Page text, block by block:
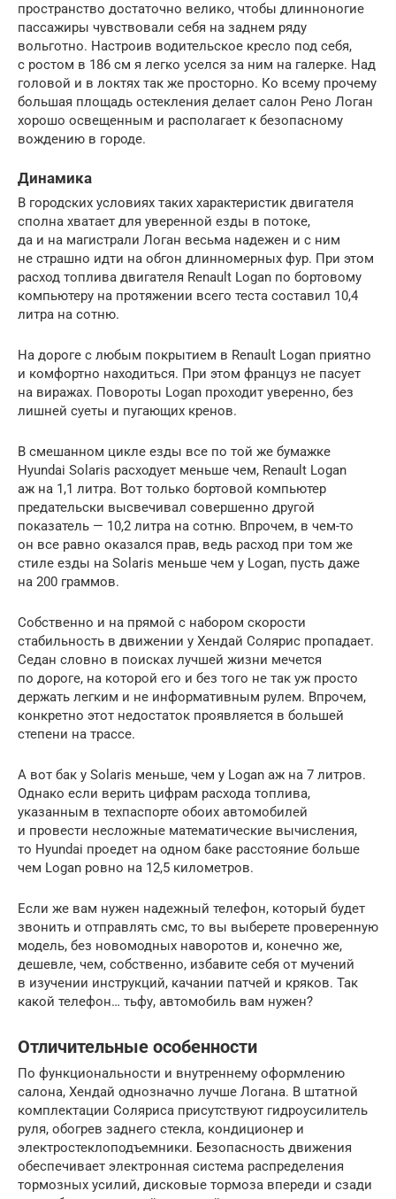
пространство достаточно велико, чтобы длинноногие
пассажиры чувствовали себя на заднем ряду
вольготно. Настроив водительское кресло под себя,
с ростом в 186 см я легко уселся за ним на галерке. Над
головой и в локтях так же просторно. Ко всему прочему
большая площадь остекления делает салон Рено Логан
хорошо освещенным и располагает к безопасному
вождению в городе.
Динамика
В городских условиях таких характеристик двигателя
сполна хватает для уверенной езды в потоке,
да и на магистрали Логан весьма надежен и с ним
не страшно идти на обгон длинномерных фур. При этом
расход топлива двигателя Renault Logan по бортовому
компьютеру на протяжении всего теста составил 10,4
литра на сотню.
На дороге с любым покрытием в Renault Logan приятно
и комфортно находиться. При этом француз не пасует
на виражах. Повороты Logan проходит уверенно, без
лишней суеты и пугающих кренов.
В смешанном цикле езды все по той же бумажке
Hyundai Solaris расходует меньше чем, Renault Logan
аж на 1,1 литра. Вот только бортовой компьютер
предательски высвечивал совершенно другой
показатель — 10,2 литра на сотню. Впрочем, в чем-то
он все равно оказался прав, ведь расход при том же
стиле езды на Solaris меньше чем у Logan, пусть даже
на 200 граммов.
Собственно и на прямой с набором скорости
стабильность в движении у Хендай Солярис пропадает.
Седан словно в поисках лучшей жизни мечется
по дороге, на которой его и без того не так уж просто
держать легким и не информативным рулем. Впрочем,
конкретно этот недостаток проявляется в большей
степени на трассе.
А вот бак у Solaris меньше, чем у Logan аж на 7 литров.
Однако если верить цифрам расхода топлива,
указанным в техпаспорте обоих автомобилей
и провести несложные математические вычисления,
то Hyundai проедет на одном баке расстояние больше
чем Logan ровно на 12,5 километров.
Если же вам нужен надежный телефон, который будет
звонить и отправлять смс, то вы выберете проверенную
модель, без новомодных наворотов и, конечно же,
дешевле, чем, собственно, избавите себя от мучений
в изучении инструкций, качании патчей и кряков. Так
какой телефон… тьфу, автомобиль вам нужен?
Отличительные особенности
По функциональности и внутреннему оформлению
салона, Хендай однозначно лучше Логана. В штатной
комплектации Соляриса присутствуют гидроусилитель
руля, обогрев заднего стекла, кондиционер и
электростеклоподъемники. Безопасность движения
обеспечивает электронная система распределения
тормозных усилий, дисковые тормоза впереди и сзади